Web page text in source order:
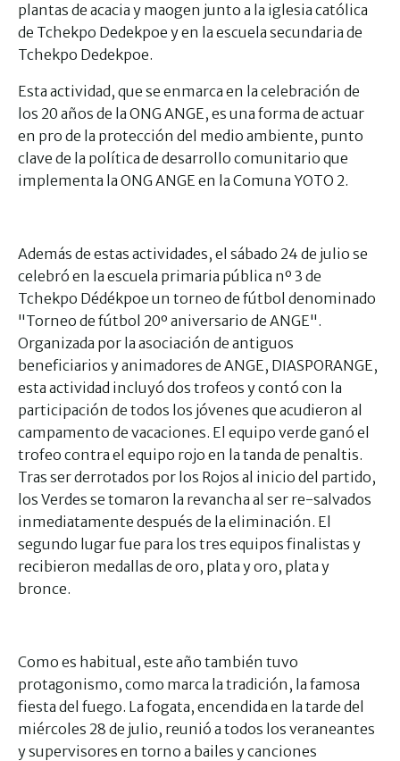
plantas de acacia y maogen junto a la iglesia católica
de Tchekpo Dedekpoe y en la escuela secundaria de
Tchekpo Dedekpoe.
Esta actividad, que se enmarca en la celebración de
los 20 años de la ONG ANGE, es una forma de actuar
en pro de la protección del medio ambiente, punto
clave de la política de desarrollo comunitario que
implementa la ONG ANGE en la Comuna YOTO 2.
Además de estas actividades, el sábado 24 de julio se
celebró en la escuela primaria pública nº 3 de
Tchekpo Dédékpoe un torneo de fútbol denominado
"Torneo de fútbol 20º aniversario de ANGE".
Organizada por la asociación de antiguos
beneficiarios y animadores de ANGE, DIASPORANGE,
esta actividad incluyó dos trofeos y contó con la
participación de todos los jóvenes que acudieron al
campamento de vacaciones. El equipo verde ganó el
trofeo contra el equipo rojo en la tanda de penaltis.
Tras ser derrotados por los Rojos al inicio del partido,
los Verdes se tomaron la revancha al ser re-salvados
inmediatamente después de la eliminación. El
segundo lugar fue para los tres equipos finalistas y
recibieron medallas de oro, plata y oro, plata y
bronce.
Como es habitual, este año también tuvo
protagonismo, como marca la tradición, la famosa
fiesta del fuego. La fogata, encendida en la tarde del
miércoles 28 de julio, reunió a todos los veraneantes
y supervisores en torno a bailes y canciones